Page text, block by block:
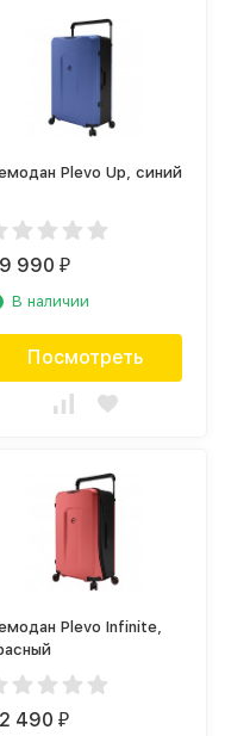
Plevo Up, синий
990₽
В наличии
Посмотреть
Plevo Infinite,
490₽